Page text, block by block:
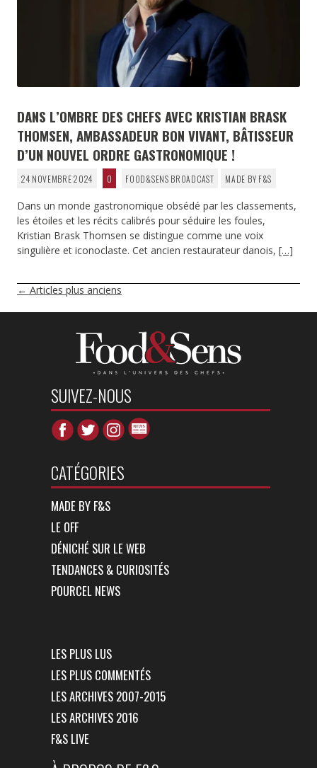
DANS L’OMBRE DES CHEFS AVEC KRISTIAN BRASK
THOMSEN, AMBASSADEUR BON VIVANT, BÂTISSEUR
D’UN NOUVEL ORDRE GASTRONOMIQUE !
24 NOVEMBRE 2024 0 FOOD&SENS BROADCAST MADE BY F&S
Dans un monde gastronomique obsédé par les classements,
les étoiles et les récits calibrés pour séduire les foules,
Kristian Brask Thomsen se distingue comme une voix
singulière et iconoclaste. Cet ancien restaurateur danois, […]
NAVIGATION
DES
← Articles plus anciens
SUIVEZ-NOUS
CATÉGORIES
MADE BY F&S
LE OFF
DÉNICHÉ SUR LE WEB
TENDANCES & CURIOSITÉS
POURCEL NEWS
LES PLUS LUS
LES PLUS COMMENTÉS
LES ARCHIVES 2007-2015
LES ARCHIVES 2016
F&S LIVE